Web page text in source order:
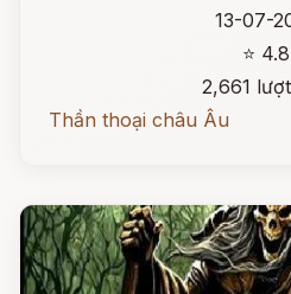
13-07-
⭐ 4.8
2,661
Thần thoại châu Âu